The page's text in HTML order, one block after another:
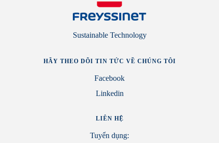
Sustainable Technology
HÃY THEO DÕI TIN TỨC VỀ CHÚNG TÔI
Facebook
Linkedin
LIÊN HỆ
Tuyển dụng: